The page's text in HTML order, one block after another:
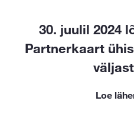
30. juulil 2024
Partnerkaart
Loe